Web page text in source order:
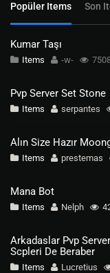
Popüler Items Son
Kumar Taşı
Items -w-
Pvp Server Set Stone
Items serpantes
Alın Size Hazır
Items prestemas
Mana Bot
Items Nelph
Arkadaslar Pvp
Scpleri De Beraber
Items Lucretius